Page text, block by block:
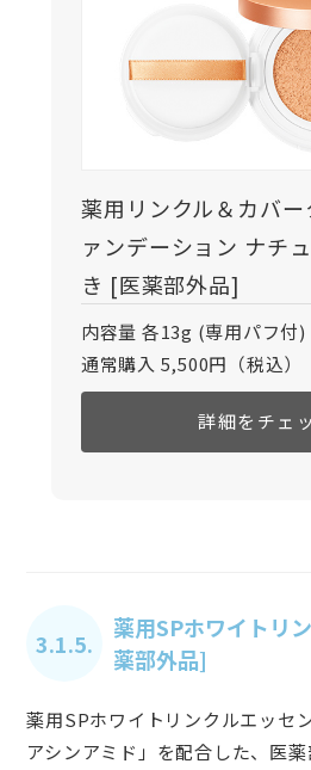
薬用リンクル＆カバー
ァンデーション ナチ
き [医薬部外品]
内容量 各13g (専用パフ付)
通常購入 5,500円（税込）
詳細をチェ
3.1.5.
薬用SPホワイトリ
薬部外品]
薬用SPホワイトリンクルエッセ
アシンアミド」を配合した、医薬